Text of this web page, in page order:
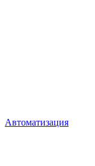
Автоматизация